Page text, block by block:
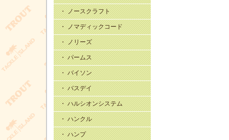
・ ノースクラフト
・ ノマディックコード
・ ノリーズ
・ パームス
・ バイソン
・ バスデイ
・ ハルシオンシステム
・ ハンクル
・ ハンプ